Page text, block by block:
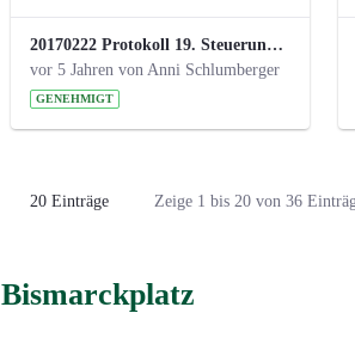
20170222 Protokoll 19. Steuerungskreis.pdf
vor 5 Jahren von Anni Schlumberger
GENEHMIGT
20 Einträge
Pro Seite Zeige 1 bis 20 von 36
Bismarckplatz